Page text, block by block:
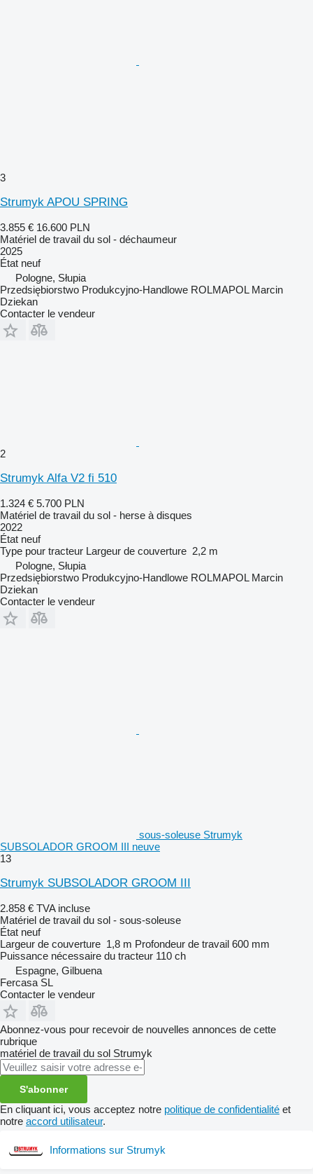
3
Strumyk APOU SPRING
3.855 € 16.600 PLN
Matériel de travail du sol - déchaumeur
2025
État neuf
Pologne, Słupia
Przedsiębiorstwo Produkcyjno-Handlowe ROLMAPOL Marcin
Dziekan
Contacter le vendeur
2
Strumyk Alfa V2 fi 510
1.324 € 5.700 PLN
Matériel de travail du sol - herse à disques
2022
État neuf
Type pour tracteur Largeur de couverture 2,2 m
Pologne, Słupia
Przedsiębiorstwo Produkcyjno-Handlowe ROLMAPOL Marcin
Dziekan
Contacter le vendeur
sous-soleuse Strumyk
SUBSOLADOR GROOM III neuve
13
Strumyk SUBSOLADOR GROOM III
2.858 € TVA incluse
Matériel de travail du sol - sous-soleuse
État neuf
Largeur de couverture 1,8 m Profondeur de travail 600 mm
Puissance nécessaire du tracteur 110 ch
Espagne, Gilbuena
Fercasa SL
Contacter le vendeur
Abonnez-vous pour recevoir de nouvelles annonces de cette
rubrique
matériel de travail du sol Strumyk
S'abonner
En cliquant ici, vous acceptez notre politique de confidentialité et
notre accord utilisateur.
Informations sur Strumyk